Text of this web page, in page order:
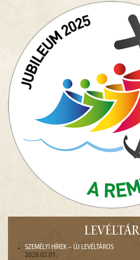
LEVÉLTÁR
SZEMÉLYI HÍREK – ÚJ LEVÉLTÁROS
2026.02.01.